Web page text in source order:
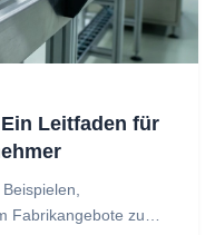
Leitfaden für
Fabrikangebote zu